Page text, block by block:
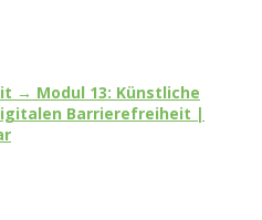
→ Modul 13: Künstliche
Barrierefreiheit |